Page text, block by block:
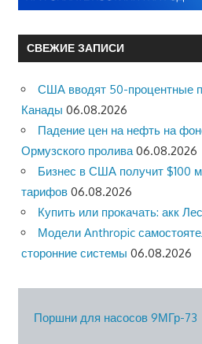
СВЕЖИЕ ЗАПИСИ
США вводят 50-процентные
Канады 06.08.2026
Падение цен на нефть на
Ормузского пролива 06.08.2026
Бизнес в США получит $100
тарифов 06.08.2026
Купить или прокачать: акк
Модели Anthropic
сторонние системы 06.08.2026
Поршни для насосов 9МГр-73